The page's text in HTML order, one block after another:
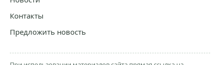
Контакты
Предложить новость